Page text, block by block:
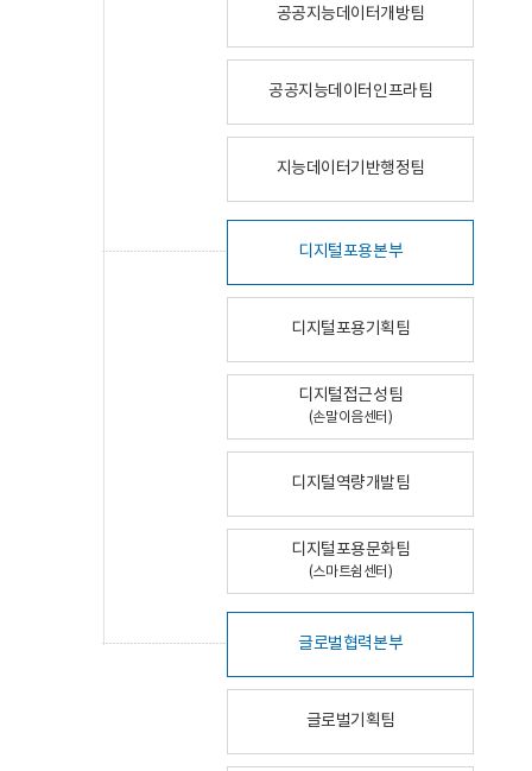
공공지능데이터개방팀
공공지능데이터인프라팀
지능데이터기반행정팀
디지털포용본부
디지털포용기획팀
디지털접근성팀
(손말이음센터)
디지털역량개발팀
디지털포용문화팀
(스마트쉼센터)
글로벌협력본부
글로벌기획팀